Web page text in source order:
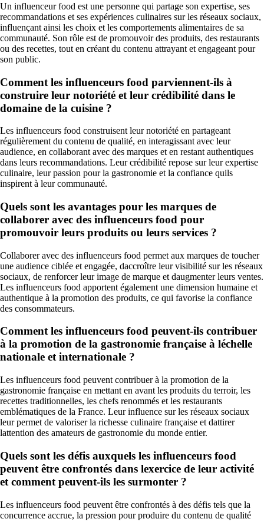
Un influenceur food est une personne qui partage son expertise, ses
recommandations et ses expériences culinaires sur les réseaux sociaux,
influençant ainsi les choix et les comportements alimentaires de sa
communauté. Son rôle est de promouvoir des produits, des restaurants
ou des recettes, tout en créant du contenu attrayant et engageant pour
son public.
Comment les influenceurs food parviennent-ils à
construire leur notoriété et leur crédibilité dans le
domaine de la cuisine ?
Les influenceurs food construisent leur notoriété en partageant
régulièrement du contenu de qualité, en interagissant avec leur
audience, en collaborant avec des marques et en restant authentiques
dans leurs recommandations. Leur crédibilité repose sur leur expertise
culinaire, leur passion pour la gastronomie et la confiance quils
inspirent à leur communauté.
Quels sont les avantages pour les marques de
collaborer avec des influenceurs food pour
promouvoir leurs produits ou leurs services ?
Collaborer avec des influenceurs food permet aux marques de toucher
une audience ciblée et engagée, daccroître leur visibilité sur les réseaux
sociaux, de renforcer leur image de marque et daugmenter leurs ventes.
Les influenceurs food apportent également une dimension humaine et
authentique à la promotion des produits, ce qui favorise la confiance
des consommateurs.
Comment les influenceurs food peuvent-ils contribuer
à la promotion de la gastronomie française à léchelle
nationale et internationale ?
Les influenceurs food peuvent contribuer à la promotion de la
gastronomie française en mettant en avant les produits du terroir, les
recettes traditionnelles, les chefs renommés et les restaurants
emblématiques de la France. Leur influence sur les réseaux sociaux
leur permet de valoriser la richesse culinaire française et dattirer
lattention des amateurs de gastronomie du monde entier.
Quels sont les défis auxquels les influenceurs food
peuvent être confrontés dans lexercice de leur activité
et comment peuvent-ils les surmonter ?
Les influenceurs food peuvent être confrontés à des défis tels que la
concurrence accrue, la pression pour produire du contenu de qualité